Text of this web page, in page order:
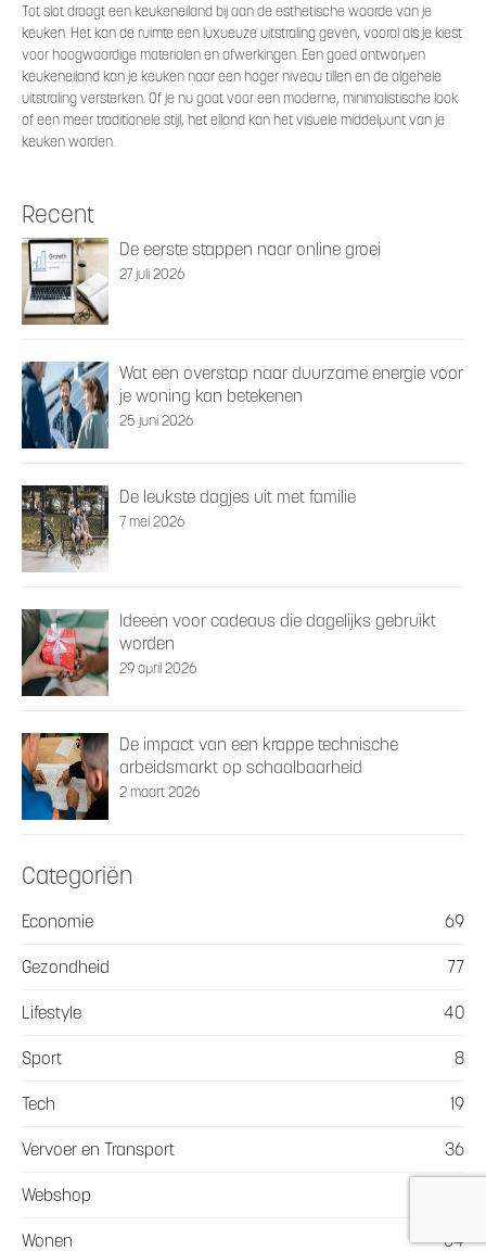
Tot slot draagt een keukeneiland bij aan de esthetische waarde van je
keuken. Het kan de ruimte een luxueuze uitstraling geven, vooral als je kiest
voor hoogwaardige materialen en afwerkingen. Een goed ontworpen
keukeneiland kan je keuken naar een hoger niveau tillen en de algehele
uitstraling versterken. Of je nu gaat voor een moderne, minimalistische look
of een meer traditionele stijl, het eiland kan het visuele middelpunt van je
keuken worden.
Recent
De eerste stappen naar online groei
27 juli 2026
Wat een overstap naar duurzame energie voor
je woning kan betekenen
25 juni 2026
De leukste dagjes uit met familie
7 mei 2026
Ideeën voor cadeaus die dagelijks gebruikt
worden
29 april 2026
De impact van een krappe technische
arbeidsmarkt op schaalbaarheid
2 maart 2026
Categoriën
Economie
69
Gezondheid
77
Lifestyle
40
Sport
8
Tech
19
Vervoer en Transport
36
Webshop
Wonen
64